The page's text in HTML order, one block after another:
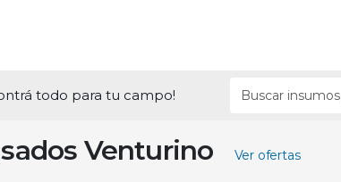
todo para tu campo!
Venturino Ver ofertas